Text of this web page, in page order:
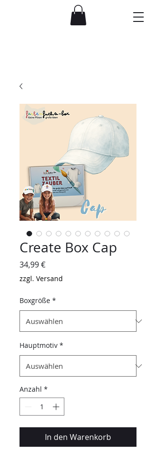
Create Box Cap
34,99 €Preis
zzgl. Versand
Boxgröße *
Hauptmotiv *
Anzahl *
In den Warenkorb